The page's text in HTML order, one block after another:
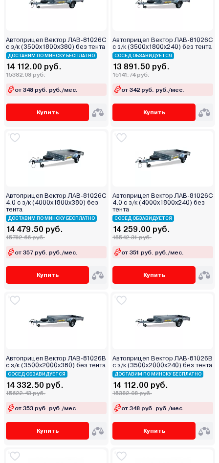
Автоприцеп Вектор ЛАВ-81026С
с з/к (3500х1800х380) без тента
ДОСТАВИМ ПО МИНСКУ БЕСПЛАТНО
14 112.00 руб.
15382.08 руб.
от 348 руб. руб./мес.
Купить
Автоприцеп Вектор ЛАВ-81026С
с з/к (3500х1800х240) без тента
СОСЕД ОБЗАВИДУЕТСЯ
13 891.50 руб.
15141.74 руб.
от 342 руб. руб./мес.
Купить
Автоприцеп Вектор ЛАВ-81026С
4.0 с з/к (4000х1800х380) без
тента
ДОСТАВИМ ПО МИНСКУ БЕСПЛАТНО
14 479.50 руб.
15782.66 руб.
от 357 руб. руб./мес.
Купить
Автоприцеп Вектор ЛАВ-81026С
4.0 с з/к (4000х1800х240) без
тента
СОСЕД ОБЗАВИДУЕТСЯ
14 259.00 руб.
15542.31 руб.
от 351 руб. руб./мес.
Купить
Автоприцеп Вектор ЛАВ-81026В
с з/к (3500х2000х380) без тента
СОСЕД ОБЗАВИДУЕТСЯ
14 332.50 руб.
15622.43 руб.
от 353 руб. руб./мес.
Купить
Автоприцеп Вектор ЛАВ-81026В
с з/к (3500х2000х240) без тента
ДОСТАВИМ ПО МИНСКУ БЕСПЛАТНО
14 112.00 руб.
15382.08 руб.
от 348 руб. руб./мес.
Купить